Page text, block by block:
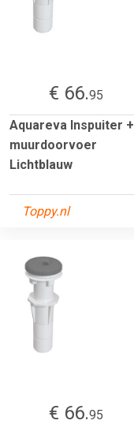
€ 66.95
Aquareva Inspuiter +
muurdoorvoer
Lichtblauw
Toppy.nl
€ 66.95